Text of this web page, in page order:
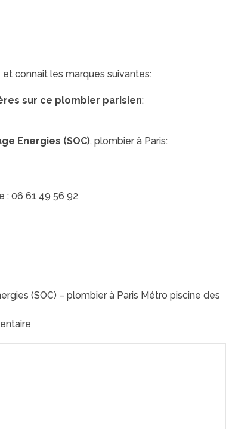
connait les marques suivantes:
sur ce plombier parisien:
Energies (SOC), plombier à Paris:
: 06 61 49 56 92
(SOC) – plombier à Paris Métro piscine des